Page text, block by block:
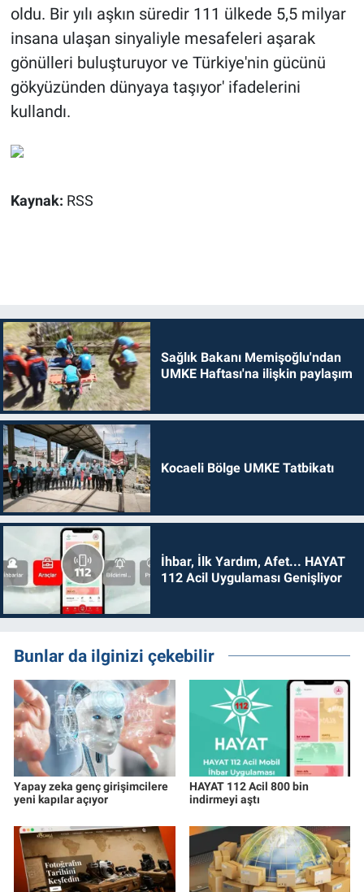
oldu. Bir yılı aşkın süredir 111 ülkede 5,5 milyar
insana ulaşan sinyaliyle mesafeleri aşarak
gönülleri buluşturuyor ve Türkiye'nin gücünü
gökyüzünden dünyaya taşıyor' ifadelerini
kullandı.
Kaynak: RSS
Sağlık Bakanı Memişoğlu'ndan
UMKE Haftası'na ilişkin paylaşım
Kocaeli Bölge UMKE Tatbikatı
İhbar, İlk Yardım, Afet... HAYAT
112 Acil Uygulaması Genişliyor
Bunlar da ilginizi çekebilir
Yapay zeka genç girişimcilere
yeni kapılar açıyor
HAYAT 112 Acil 800 bin
indirmeyi aştı